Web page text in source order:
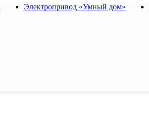
Электропривод «Умный дом»